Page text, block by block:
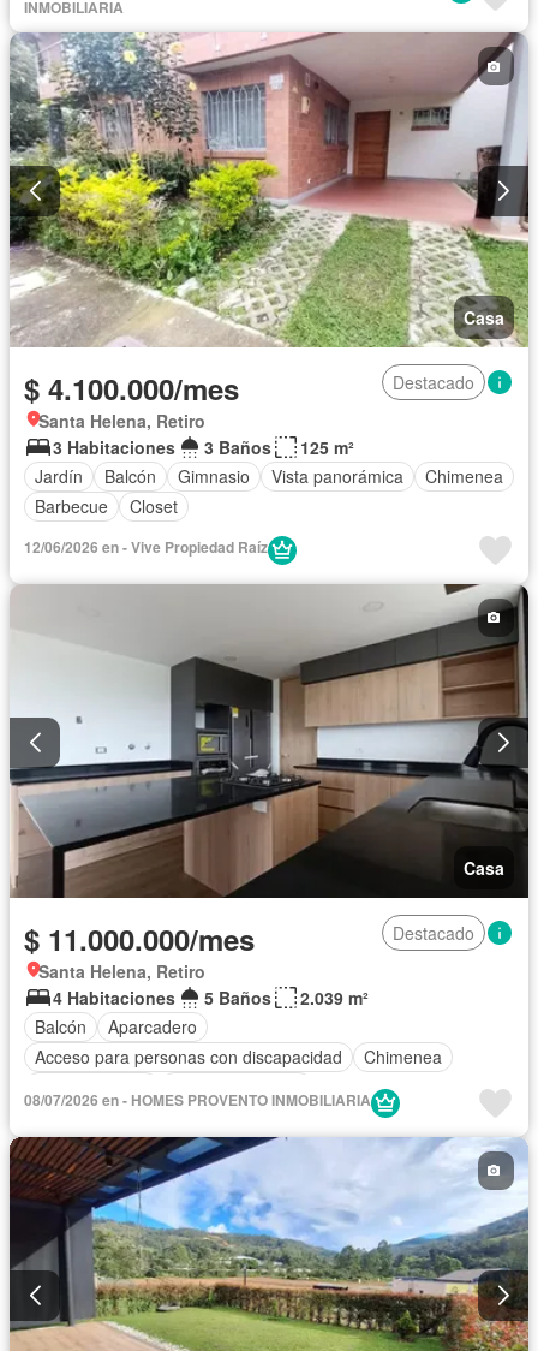
INMOBILIARIA
Casa
$ 4.100.000/mes
Destacado
Santa Helena, Retiro
3 Habitaciones
3 Baños
125 m²
Jardín
Balcón Gimnasio Vista panorámica
Chimenea
Barbecue
Closet
12/06/2026 en - Vive Propiedad Raíz
Casa
$ 11.000.000/mes
Destacado
Santa Helena, Retiro
4 Habitaciones
5 Baños
2.039 m²
Balcón
Aparcadero
Acceso para personas con discapacidad
Chimenea
08/07/2026 en - HOMES PROVENTO INMOBILIARIA